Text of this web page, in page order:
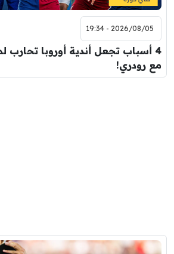
2026/08/05 - 19:34
4 أسباب تجعل أندية أوروبا تحارب
مع رودري!